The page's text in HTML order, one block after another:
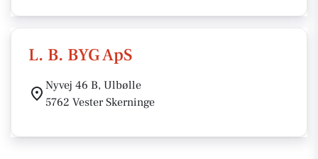
L. B. BYG ApS
Nyvej 46 B, Ulbølle
5762 Vester Skerninge